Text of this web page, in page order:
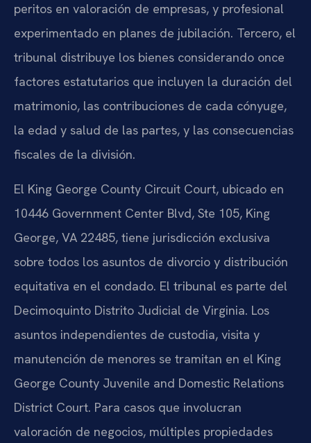
peritos en valoración de empresas, y profesional
experimentado en planes de jubilación. Tercero, el
tribunal distribuye los bienes considerando once
factores estatutarios que incluyen la duración del
matrimonio, las contribuciones de cada cónyuge,
la edad y salud de las partes, y las consecuencias
fiscales de la división.
El King George County Circuit Court, ubicado en
10446 Government Center Blvd, Ste 105, King
George, VA 22485, tiene jurisdicción exclusiva
sobre todos los asuntos de divorcio y distribución
equitativa en el condado. El tribunal es parte del
Decimoquinto Distrito Judicial de Virginia. Los
asuntos independientes de custodia, visita y
manutención de menores se tramitan en el King
George County Juvenile and Domestic Relations
District Court. Para casos que involucran
valoración de negocios, múltiples propiedades